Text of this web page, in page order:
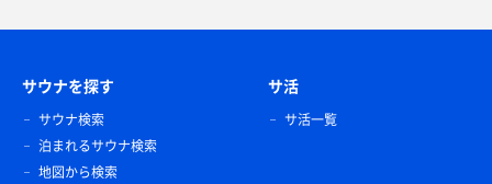
サウナを探す
サウナ検索
泊まれるサウナ検索
地図から検索
サ活
サ活一覧